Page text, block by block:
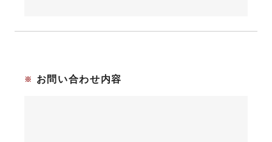
お問い合わせ内容